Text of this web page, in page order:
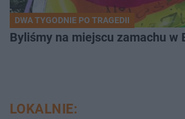
DWA TYGODNIE PO TRAGEDII
Byliśmy na miejscu zamachu
LOKALNIE: